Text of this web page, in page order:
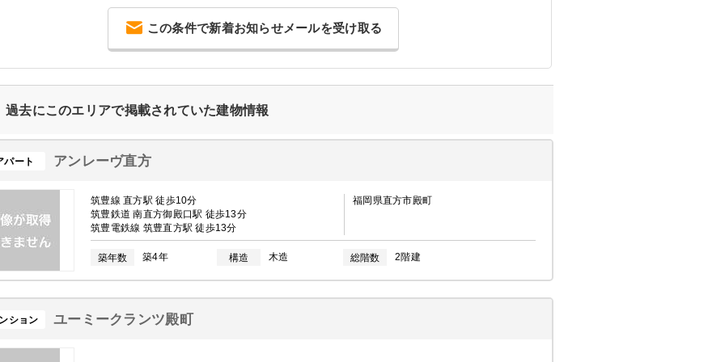
この条件で新着お知らせメールを受け取る
過去にこのエリアで掲載されていた建物情報
パート アンレーヴ直方
筑豊線 直方駅 徒歩10分
筑豊鉄道 南直方御殿口駅 徒歩13分
筑豊電鉄線 筑豊直方駅 徒歩13分
福岡県直方市殿町
築年数 築4年 構造 木造 総階数 2階建
ション ユーミークランツ殿町